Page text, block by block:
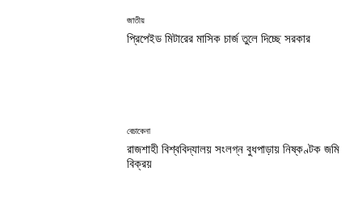
জাতীয়
প্রিপেইড মিটারের মাসিক চার্জ তুলে দিচ্ছে সরকার
বেচাকেনা
রাজশাহী বিশ্ববিদ্যালয় সংলগ্ন বুধপাড়ায় নিষ্কণ্টক জমি
বিক্রয়